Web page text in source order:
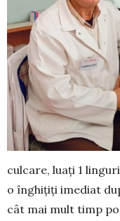
culcare, luaţi 1
o înghiţiţi imediat
cât mai mult timp